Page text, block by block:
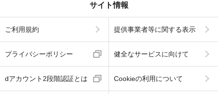
サイト情報
ご利用規約 提供事業者等に関する表示
プライバシーポリシー 健全なサービスに向けて
dアカウント2段階認証とは Cookieの利用について